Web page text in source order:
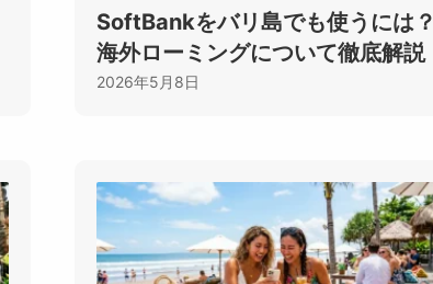
SoftBankをバリ島でも使うには？
海外ローミングについて徹底解説
2026年5月8日